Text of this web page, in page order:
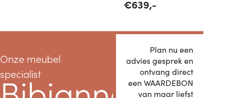
€639,-
Onze meubel
specialist
Plan nu een
advies gesprek en
ontvang direct
een WAARDEBON
van maar liefst